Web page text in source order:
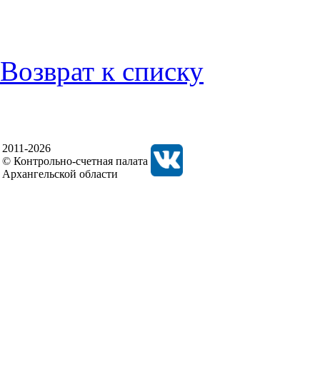
Возврат к списку
2011-2026
© Контрольно-счетная палата
Архангельской области